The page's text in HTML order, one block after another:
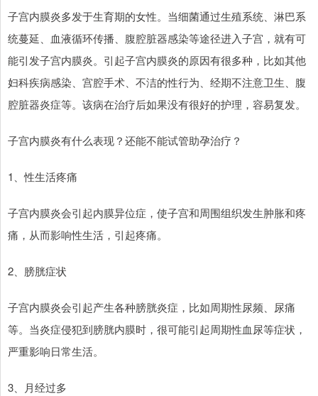
子宫内膜炎多发于生育期的女性。当细菌通过生殖系统、淋巴系
统蔓延、血液循环传播、腹腔脏器感染等途径进入子宫，就有可
能引发子宫内膜炎。引起子宫内膜炎的原因有很多种，比如其他
妇科疾病感染、宫腔手术、不洁的性行为、经期不注意卫生、腹
腔脏器炎症等。该病在治疗后如果没有很好的护理，容易复发。
子宫内膜炎有什么表现？还能不能试管助孕治疗？
1、性生活疼痛
子宫内膜炎会引起内膜异位症，使子宫和周围组织发生肿胀和疼
痛，从而影响性生活，引起疼痛。
2、膀胱症状
子宫内膜炎会引起产生各种膀胱炎症，比如周期性尿频、尿痛
等。当炎症侵犯到膀胱内膜时，很可能引起周期性血尿等症状，
严重影响日常生活。
3、月经过多